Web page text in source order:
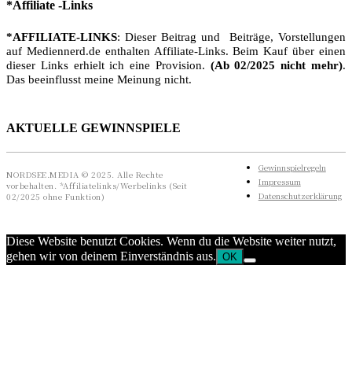
*Affiliate -Links
*AFFILIATE-LINKS: Dieser Beitrag und Beiträge, Vorstellungen
auf Mediennerd.de enthalten Affiliate-Links. Beim Kauf über einen
dieser Links erhielt ich eine Provision. (Ab 02/2025 nicht mehr).
Das beeinflusst meine Meinung nicht.
AKTUELLE GEWINNSPIELE
NORDSEE.MEDIA © 2025. Alle Rechte
vorbehalten. *Affiliatelinks/Werbelinks (Seit
02/2025 ohne Funktion)
Gewinnspielregeln
Impressum
Datenschutzerklärung
Diese Website benutzt Cookies. Wenn du die Website weiter nutzt,
gehen wir von deinem Einverständnis aus. OK